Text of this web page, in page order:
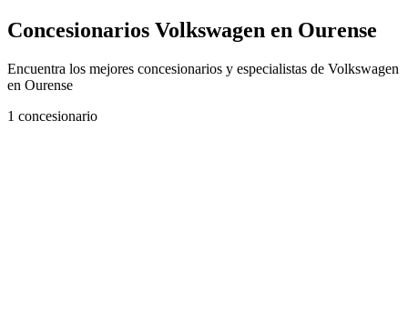
Concesionarios Volkswagen en Ourense
Encuentra los mejores concesionarios y especialistas de Volkswagen
en Ourense
1 concesionario